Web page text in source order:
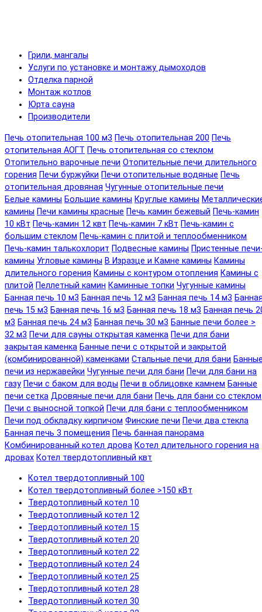
Грили, мангалы
Услуги по установке и монтажу дымоходов
Отделка парной
Монтаж котлов
Юрта сауна
Производители
Печь отопительная 100 м3 Печь отопительная 200 Печь
отопительная АОГТ Печь отопительная со стеклом
Отопительно варочные печи Отопительные печи длительного
горения Печи буржуйки Печи отопительные водяные Печь
отопительная дровяная Чугунные отопительные печи
Белые камины Большие камины Круглые камины
камины Печи камины красные Печь камин бежевый Печь-камин
10 кВт Печь-камин 12 квт Печь-камин 7 кВт Печь-камин с
большим стеклом Печь-камин с плитой и теплообменником
Печь-камин талькохлорит Подвесные камины Пристенные
камины Угловые камины В Изразце и Камне камины Камины
длительного горения Камины с контуром отопления Камины с
плитой Пеллетный камин Каминные топки Чугунные камины
Банная печь 10 м3 Банная печь 12 м3 Банная печь 14 м3
печь 15 м3 Банная печь 16 м3 Банная печь 18 м3 Банная печь
м3 Банная печь 24 м3 Банная печь 30 м3 Банные печи более >
32 м3 Печи для сауны открытая каменка Печи для бани
закрытая каменка Банные печи с открытой и закрытой
(комбинированной) каменками Стальные печи для бани
печи из нержавейки Чугунные печи для бани Печи для бани на
газу Печи с баком для воды Печи в облицовке камнем Банные
печи сетка Дровяные печи для бани Печь для бани со стеклом
Печи с выносной топкой Печи для бани с теплообменником
Печи под обкладку кирпичом Финские печи Печи два стекла
Банная печь 3 помещения Печь банная панорама
Комбинированный котел дрова Котел длительного горения на
дровах Котел твердотопливный квт
Котел твердотопливный 100
Котел твердотопливный более >150 кВт
Твердотопливный котел 10
Твердотопливный котел 12
Твердотопливный котел 15
Твердотопливный котел 20
Твердотопливный котел 22
Твердотопливный котел 24
Твердотопливный котел 25
Твердотопливный котел 28
Твердотопливный котел 30